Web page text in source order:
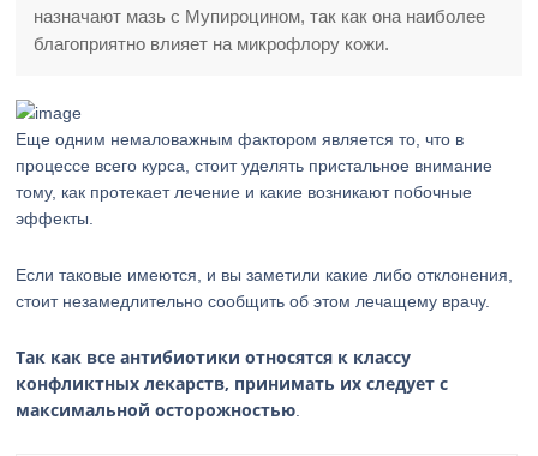
назначают мазь с Мупироцином, так как она наиболее
благоприятно влияет на микрофлору кожи.
Еще одним немаловажным фактором является то, что в
процессе всего курса, стоит уделять пристальное внимание
тому, как протекает лечение и какие возникают побочные
эффекты.
Если таковые имеются, и вы заметили какие либо отклонения,
стоит незамедлительно сообщить об этом лечащему врачу.
Так как все антибиотики относятся к классу
конфликтных лекарств, принимать их следует с
максимальной осторожностью